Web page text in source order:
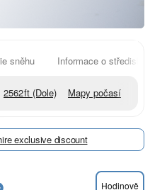
sněhu Informace o středisku
2562ft (Dole) Mapy počasí
exclusive discount
Hodinově